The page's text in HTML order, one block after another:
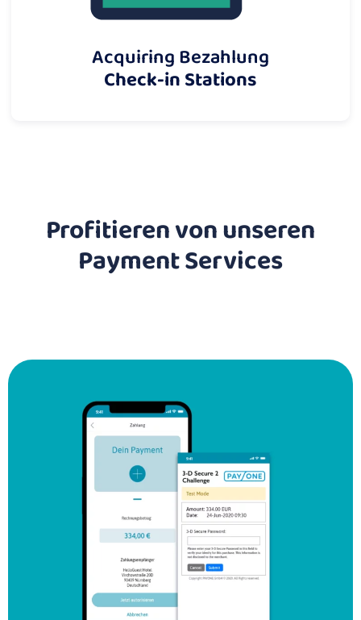
Acquiring Bezahlung
Check-in Stations
Profitieren von unseren
Payment Services